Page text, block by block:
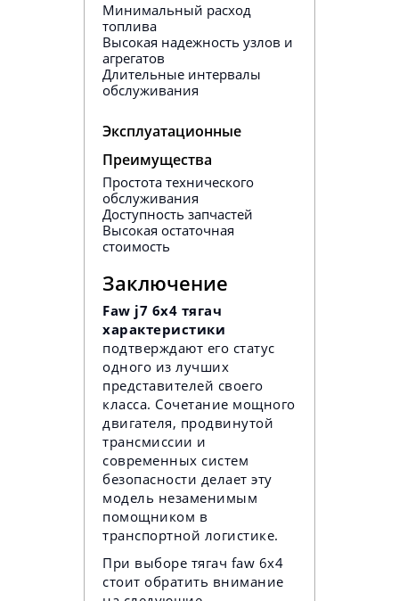
Минимальный расход
топлива
Высокая надежность узлов и
агрегатов
Длительные интервалы
обслуживания
Эксплуатационные
Преимущества
Простота технического
обслуживания
Доступность запчастей
Высокая остаточная
стоимость
Заключение
Faw j7 6x4 тягач
характеристики
подтверждают его статус
одного из лучших
представителей своего
класса. Сочетание мощного
двигателя, продвинутой
трансмиссии и
современных систем
безопасности делает эту
модель незаменимым
помощником в
транспортной логистике.
При выборе тягач faw 6x4
стоит обратить внимание